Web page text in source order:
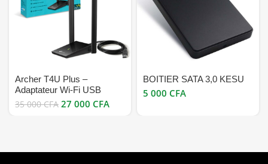
Archer T4U Plus –
Adaptateur Wi-Fi USB
AC1300 à double antenne
35 000CFA 27 000 CFA
BOITIER SATA 3,0 KESU
CFA